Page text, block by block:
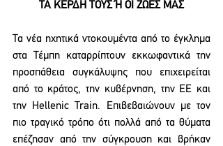
ΤΑ ΚΕΡΔΗ ΤΟΥΣ Ή ΟΙ ΖΩΕΣ ΜΑΣ
Τα νέα ηχητικά ντοκουμέντα από το έγκλημα
στα Τέμπη καταρρίπτουν εκκωφαντικά την
προσπάθεια συγκάλυψης που επιχειρείται
από το κράτος, την κυβέρνηση, την ΕΕ και
την Hellenic Train. Επιβεβαιώνουν με τον
πιο τραγικό τρόπο ότι πολλά από τα θύματα
επέζησαν από την σύγκρουση και βρήκαν